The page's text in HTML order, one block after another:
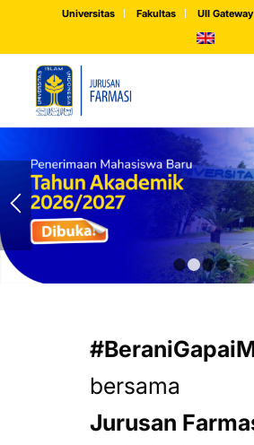
Universitas Fakultas UII Gateway
bersama
Jurusan